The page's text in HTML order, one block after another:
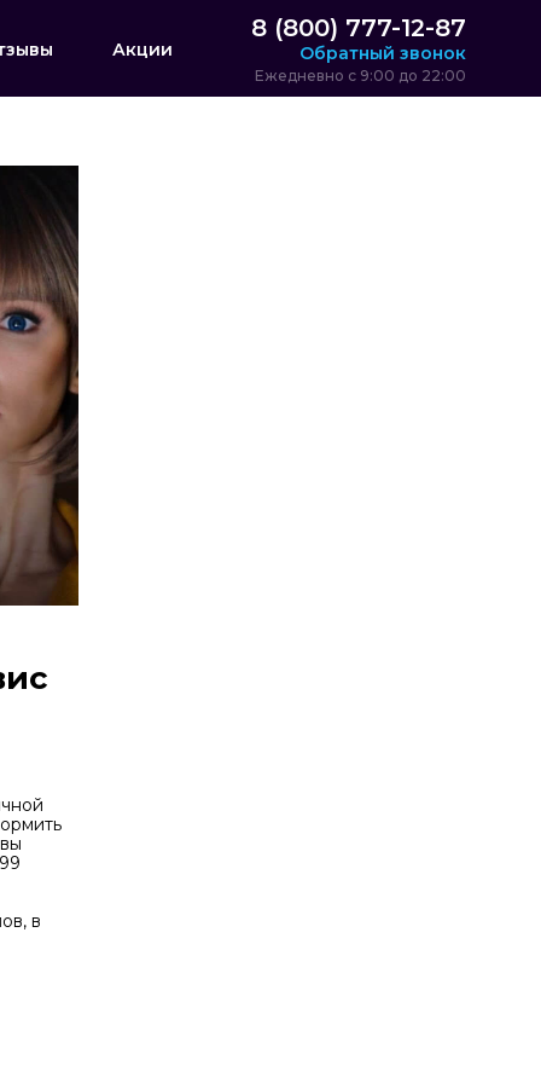
Акции
8 (800) 777-12-87
Обратный звонок
Ежедневно с 9:00 до 22:00
в